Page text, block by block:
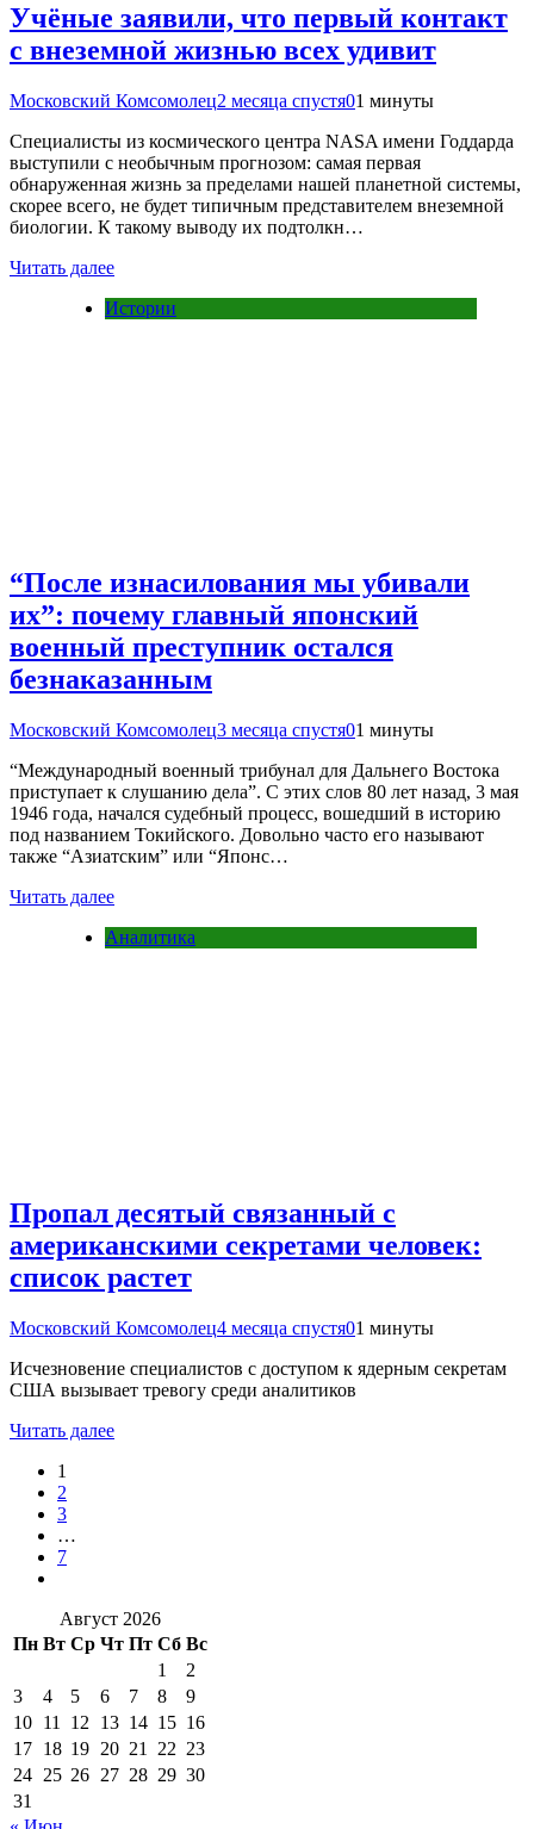
Учёные заявили, что первый контакт
с внеземной жизнью всех удивит
Московский Комсомолец2 месяца спустя01 минуты
Специалисты из космического центра NASA имени Годдарда
выступили с необычным прогнозом: самая первая
обнаруженная жизнь за пределами нашей планетной системы,
скорее всего, не будет типичным представителем внеземной
биологии. К такому выводу их подтолкн…
Читать далее
Истории
“После изнасилования мы убивали
их”: почему главный японский
военный преступник остался
безнаказанным
Московский Комсомолец3 месяца спустя01 минуты
“Международный военный трибунал для Дальнего Востока
приступает к слушанию дела”. С этих слов 80 лет назад, 3 мая
1946 года, начался судебный процесс, вошедший в историю
под названием Токийского. Довольно часто его называют
также “Азиатским” или “Японс…
Читать далее
Аналитика
Пропал десятый связанный с
американскими секретами человек:
список растет
Московский Комсомолец4 месяца спустя01 минуты
Исчезновение специалистов с доступом к ядерным секретам
США вызывает тревогу среди аналитиков
Читать далее
1
2
3
…
7
Август 2026
Пн Вт Ср Чт Пт Сб Вс
1
2
3
4 5 6 7 8
9
10 11 12 13 14 15 16
17 18 19 20 21 22 23
24 25 26 27 28 29 30
31